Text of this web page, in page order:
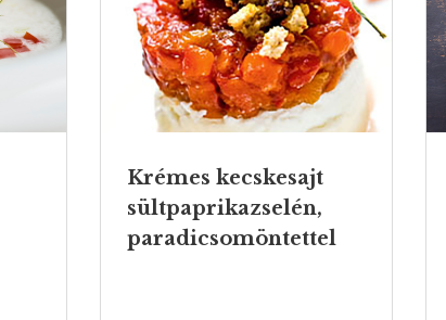
Krémes kecskesajt
sültpaprikazselén,
paradicsomöntettel